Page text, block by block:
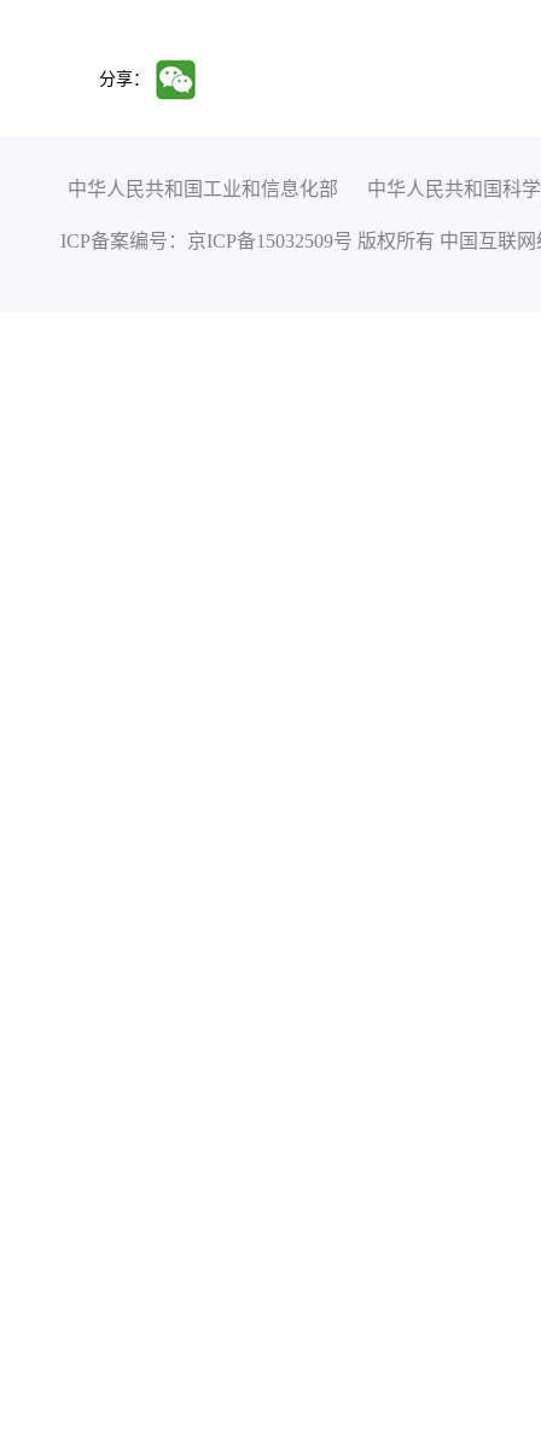
分享：
中华人民共和国工业和信息化部 中华人民共和国科
ICP备案编号： 京ICP备15032509号 版权所有 中国互联